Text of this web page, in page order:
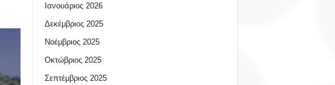
Ιανουάριος 2026
Δεκέμβριος 2025
Νοέμβριος 2025
Οκτώβριος 2025
Σεπτέμβριος 2025